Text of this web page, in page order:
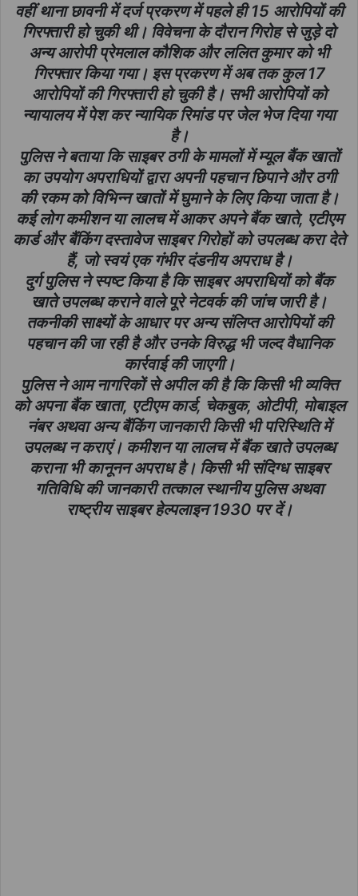
वहीं थाना छावनी में दर्ज प्रकरण में पहले ही 15 आरोपियों की
गिरफ्तारी हो चुकी थी। विवेचना के दौरान गिरोह से जुड़े दो
अन्य आरोपी प्रेमलाल कौशिक और ललित कुमार को भी
गिरफ्तार किया गया। इस प्रकरण में अब तक कुल 17
आरोपियों की गिरफ्तारी हो चुकी है। सभी आरोपियों को
न्यायालय में पेश कर न्यायिक रिमांड पर जेल भेज दिया गया
है।
पुलिस ने बताया कि साइबर ठगी के मामलों में म्यूल बैंक खातों
का उपयोग अपराधियों द्वारा अपनी पहचान छिपाने और ठगी
की रकम को विभिन्न खातों में घुमाने के लिए किया जाता है।
कई लोग कमीशन या लालच में आकर अपने बैंक खाते, एटीएम
कार्ड और बैंकिंग दस्तावेज साइबर गिरोहों को उपलब्ध करा देते
हैं, जो स्वयं एक गंभीर दंडनीय अपराध है।
दुर्ग पुलिस ने स्पष्ट किया है कि साइबर अपराधियों को बैंक
खाते उपलब्ध कराने वाले पूरे नेटवर्क की जांच जारी है।
तकनीकी साक्ष्यों के आधार पर अन्य संलिप्त आरोपियों की
पहचान की जा रही है और उनके विरुद्ध भी जल्द वैधानिक
कार्रवाई की जाएगी।
पुलिस ने आम नागरिकों से अपील की है कि किसी भी व्यक्ति
को अपना बैंक खाता, एटीएम कार्ड, चेकबुक, ओटीपी, मोबाइल
नंबर अथवा अन्य बैंकिंग जानकारी किसी भी परिस्थिति में
उपलब्ध न कराएं। कमीशन या लालच में बैंक खाते उपलब्ध
कराना भी कानूनन अपराध है। किसी भी संदिग्ध साइबर
गतिविधि की जानकारी तत्काल स्थानीय पुलिस अथवा
राष्ट्रीय साइबर हेल्पलाइन 1930 पर दें।